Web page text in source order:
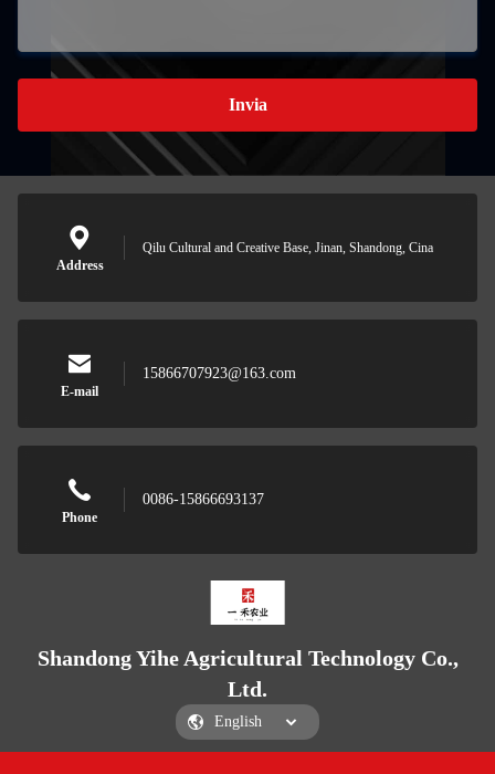
Invia
Address
Qilu Cultural and Creative Base, Jinan, Shandong, Cina
E-mail
15866707923@163.com
Phone
0086-15866693137
Shandong Yihe Agricultural Technology Co.,
Ltd.